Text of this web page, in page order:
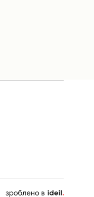
зроблено